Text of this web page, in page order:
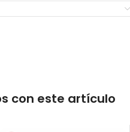
con este artículo